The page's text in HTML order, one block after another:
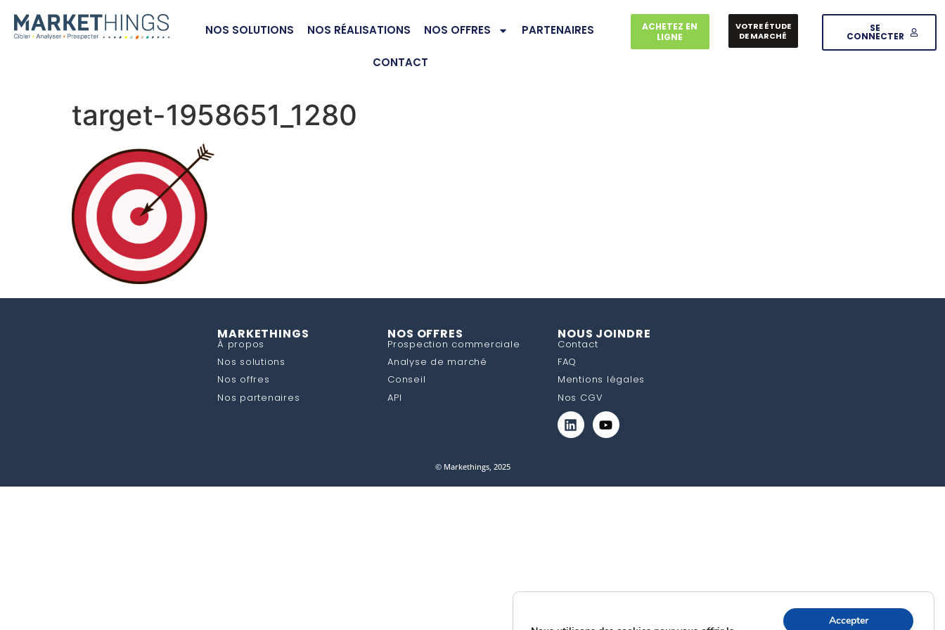
NOS SOLUTIONS NOS RÉALISATIONS NOS OFFRES PARTENAIRES
CONTACT
ACHETEZ EN
LIGNE
VOTRE ÉTUDE
DE MARCHÉ
SE
CONNECTER
target-1958651_1280
MARKETHINGS
À propos
Nos solutions
Nos offres
Nos partenaires
NOS OFFRES
Prospection commerciale
Analyse de marché
Conseil
API
NOUS JOINDRE
Contact
FAQ
Mentions légales
Nos CGV
© Markethings, 2025
Accepter